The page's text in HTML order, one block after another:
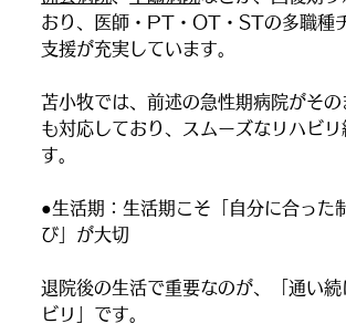
おり、医師・PT・OT・STの多職種
支援が充実しています。
苫小牧では、前述の急性期病院がその
も対応しており、スムーズなリハビ
す。
●生活期：生活期こそ「自分に合った
び」が大切
退院後の生活で重要なのが、「通い続
ビリ」です。